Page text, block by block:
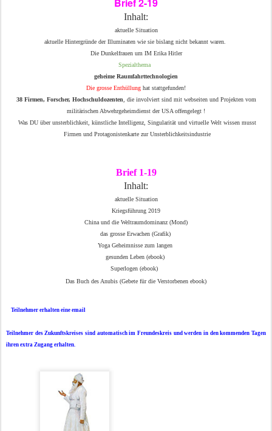
Brief 2-19
Inhalt:
aktuelle Situation
aktuelle Hintergründe der Illuminaten wie sie bislang nicht bekannt waren.
Die Dunkelfrauen um IM Erika Hitler
Spezialthema
geheime Raumfahrttechnologien
Die grosse Enthüllung hat stattgefunden!
38 Firmen, Forscher, Hochschuldozenten , die involviert sind mit webseiten und Projekten vom
militärischen Abwehrgeheimdienst der USA offengelegt !
Was DU über unsterblichkeit, künstliche Intelligenz, Singularität und virtuelle Welt wissen musst
Firmen und Protagonistenkarte zur Unsterblichkeitsindustrie
Brief 1-19
Inhalt:
aktuelle Situation
Kriegsführung 2019
China und die Weltraumdominanz (Mond)
das grosse Erwachen (Grafik)
Yoga Geheimnisse zum langen
gesunden Leben (ebook)
Superlogen (ebook)
Das Buch des Anubis (Gebete für die Verstorbenen ebook)
Teilnehmer erhalten eine email
Teilnehmer des Zukunftskreises sind automatisch im Freundeskreis und werden in den kommenden Tagen
ihren extra Zugang erhalten.